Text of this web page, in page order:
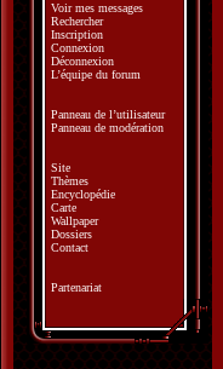
Voir mes messages
Rechercher
Inscription
Connexion
Déconnexion
L’équipe du forum
Panneau de l’utilisateur
Panneau de modération
Site
Thèmes
Encyclopédie
Carte
Wallpaper
Dossiers
Contact
Partenariat